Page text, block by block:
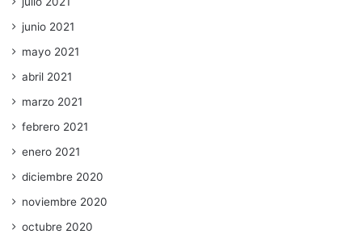
junio 2021
mayo 2021
abril 2021
marzo 2021
febrero 2021
enero 2021
diciembre 2020
noviembre 2020
octubre 2020